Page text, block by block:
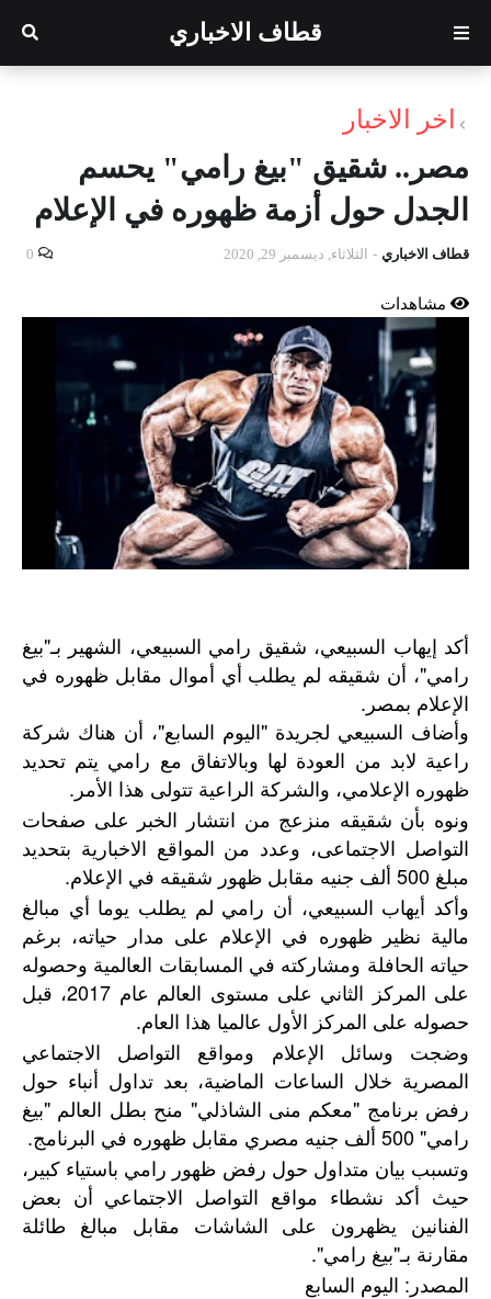
قطاف الاخباري
اخر الاخبار
مصر.. شقيق "بيغ رامي" يحسم
الجدل حول أزمة ظهوره في الإعلام
قطاف الاخباري - الثلاثاء, ديسمبر 29, 2020 0
مشاهدات
أكد إيهاب السبيعي، شقيق رامي السبيعي، الشهير بـ"بيغ
رامي"، أن شقيقه لم يطلب أي أموال مقابل ظهوره في
الإعلام بمصر.
وأضاف السبيعي لجريدة "اليوم السابع"، أن هناك شركة
راعية لابد من العودة لها وبالاتفاق مع رامي يتم تحديد
ظهوره الإعلامي، والشركة الراعية تتولى هذا الأمر.
ونوه بأن شقيقه منزعج من انتشار الخبر على صفحات
التواصل الاجتماعى، وعدد من المواقع الاخبارية بتحديد
مبلغ 500 ألف جنيه مقابل ظهور شقيقه في الإعلام.
وأكد أيهاب السبيعي، أن رامي لم يطلب يوما أي مبالغ
مالية نظير ظهوره في الإعلام على مدار حياته، برغم
حياته الحافلة ومشاركته في المسابقات العالمية وحصوله
على المركز الثاني على مستوى العالم عام 2017، قبل
حصوله على المركز الأول عالميا هذا العام.
وضجت وسائل الإعلام ومواقع التواصل الاجتماعي
المصرية خلال الساعات الماضية، بعد تداول أنباء حول
رفض برنامج "معكم منى الشاذلي" منح بطل العالم "بيغ
رامي" 500 ألف جنيه مصري مقابل ظهوره في البرنامج.
وتسبب بيان متداول حول رفض ظهور رامي باستياء كبير،
حيث أكد نشطاء مواقع التواصل الاجتماعي أن بعض
الفنانين يظهرون على الشاشات مقابل مبالغ طائلة
مقارنة بـ"بيغ رامي".
المصدر : اليوم السابع